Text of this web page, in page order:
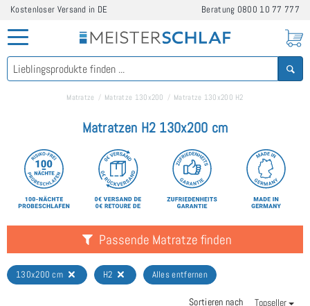
Kostenloser Versand in DE Beratung 0800 10 77 777
Matratze Matratze 130x200 Matratze 130x200 H2
Matratzen H2 130x200 cm
Passende Matratze finden
130x200 cm H2 Alles entfernen
Sortieren nach Topseller